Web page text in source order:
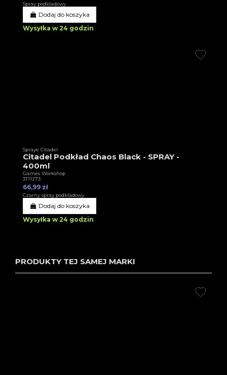
Spray podkładowy.
Dodaj do koszyka
Wysyłka w 24 godzin
Spraye Citadel
Citadel Podkład Chaos Black - SPRAY -
400ml
Games Workshop
3T11273
66,99 zł
Czarny spray podkładowy
Dodaj do koszyka
Wysyłka w 24 godzin
PRODUKTY TEJ SAMEJ MARKI